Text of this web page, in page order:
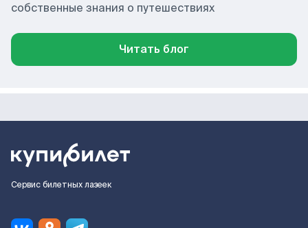
собственные знания о путешествиях
Читать блог
Сервис билетных лазеек